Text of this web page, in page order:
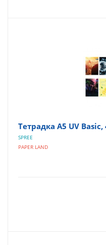
Тетрадка A5 UV
SPREE
PAPER LAND